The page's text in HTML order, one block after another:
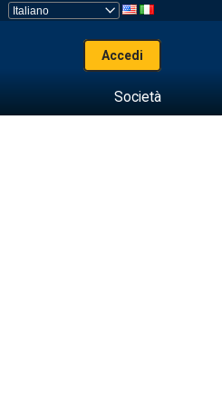
Accedi
Società